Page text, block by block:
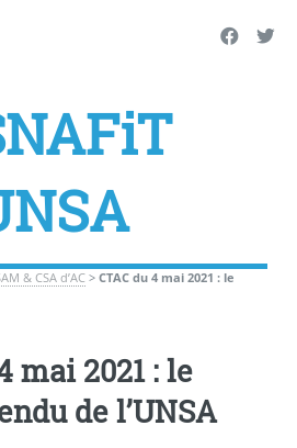
& CSA d’AC> CTAC du 4 mai 2021 : le
mai 2021 : le
de l’UNSA